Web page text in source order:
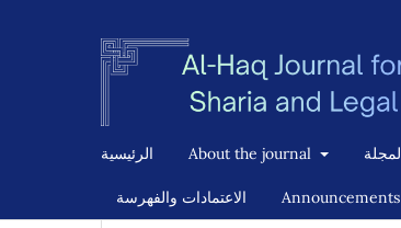
الرئيسية About the journal
الاعتمادات والفهرسة Announcements